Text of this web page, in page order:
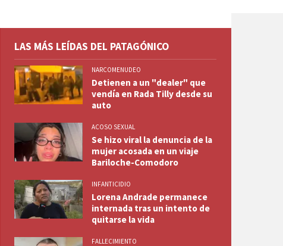
LAS MÁS LEÍDAS DEL PATAGÓNICO
NARCOMENUDEO
Detienen a un "dealer" que
vendía en Rada Tilly desde su
auto
ACOSO SEXUAL
Se hizo viral la denuncia de la
mujer acosada en un viaje
Bariloche-Comodoro
INFANTICIDIO
Lorena Andrade permanece
internada tras un intento de
quitarse la vida
FALLECIMIENTO